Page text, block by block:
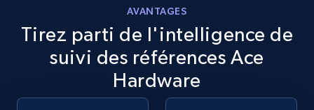
359+ Commencer
eBay - Collect records by category
AVANTAGES
Tirez parti de l'intelligence de
suivi des références Ace
Hardware